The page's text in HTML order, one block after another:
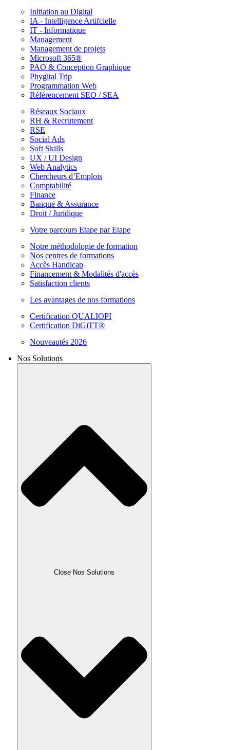
Initiation au Digital
IA - Intelligence Artifcielle
IT - Informatique
Management
Management de projets
Microsoft 365®
PAO & Conception Graphique
Phygital Trip
Programmation Web
Référencement SEO / SEA
Réseaux Sociaux
RH & Recrutement
RSE
Social Ads
Soft Skills
UX / UI Design
Web Analytics
Chercheurs d’Emplois
Comptabilité
Finance
Banque & Assurance
Droit / Juridique
Votre parcours Etape par Etape
Notre méthodologie de formation
Nos centres de formations
Accès Handicap
Financement & Modalités d'accès
Satisfaction clients
Les avantages de nos formations
Certification QUALIOPI
Certification DiGiTT®
Nouveautés 2026
Nos Solutions
Close Nos Solutions